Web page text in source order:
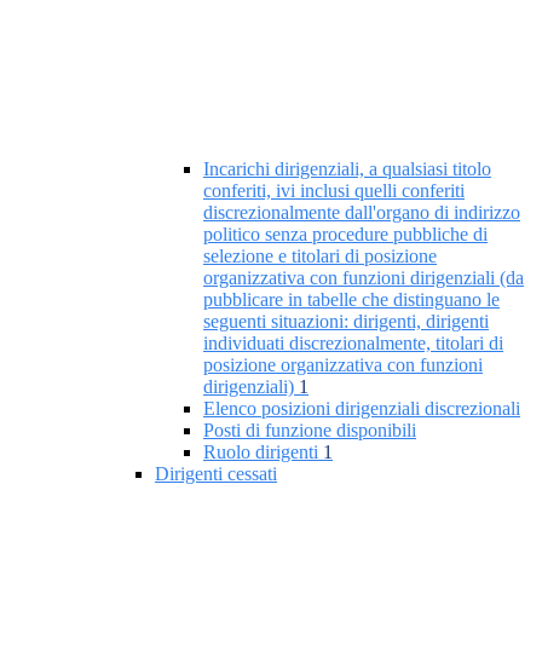
Incarichi dirigenziali, a qualsiasi titolo
conferiti, ivi inclusi quelli conferiti
discrezionalmente dall'organo di indirizzo
politico senza procedure pubbliche di
selezione e titolari di posizione
organizzativa con funzioni dirigenziali (da
pubblicare in tabelle che distinguano le
seguenti situazioni: dirigenti, dirigenti
individuati discrezionalmente, titolari di
posizione organizzativa con funzioni
dirigenziali) 1
Elenco posizioni dirigenziali discrezionali
Posti di funzione disponibili
Ruolo dirigenti 1
Dirigenti cessati